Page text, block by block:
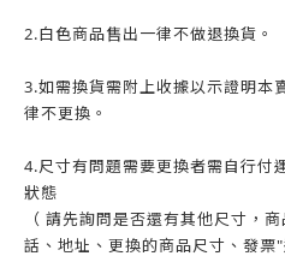
2.白色商品售出一律不做退換貨。
3.如需換貨需附上收據以示證明本
律不更換。
4.尺寸有問題需要更換者需自行付
狀態
（ 請先詢問是否還有其他尺寸，
話、地址、更換的商品尺寸、發票"